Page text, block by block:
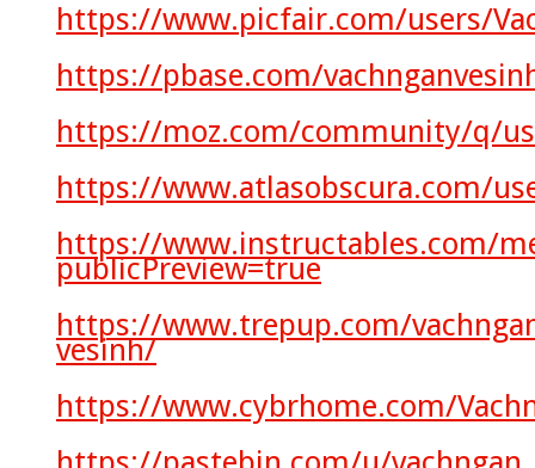
https://www.picfair.com/users/
https://pbase.com/
https://moz.com/community/q/
https://www.atlasobscura.com/
https://www.instructables.com/
publicPreview=true
https://www.trepup.com/
vesinh/
https://www.cybrhome.com/